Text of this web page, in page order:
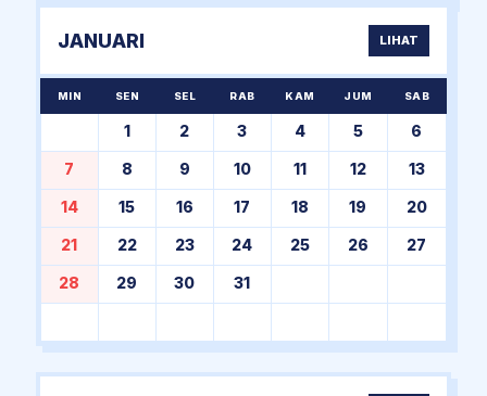
JANUARI LIHAT
MIN SEN SEL RAB KAM JUM SAB
1 2 3 4 5 6
7 8 9 10 11 12 13
14 15 16 17 18 19 20
21 22 23 24 25 26 27
28 29 30 31